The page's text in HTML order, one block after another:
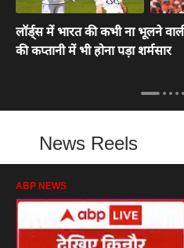
लॉर्ड्स में भारत की कभी ना भूलने
की कप्तानी में भी होना पड़ा शर्मसार
News Reels
ABP NEWS